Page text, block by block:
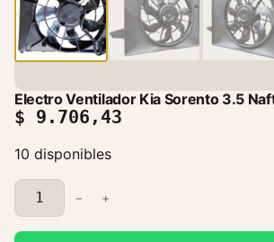
Electro Ventilador Kia Sorento 3.5
$ 9.706,43
10 disponibles
E
l
e
− +